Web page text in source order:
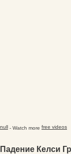
null - Watch more free videos
Падение Келси